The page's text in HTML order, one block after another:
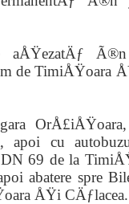
aÅŸezatÄƒ
de TimiÅŸoara
apoi cu
69 de la
abatere spre
ÅŸi CÄƒlacea.